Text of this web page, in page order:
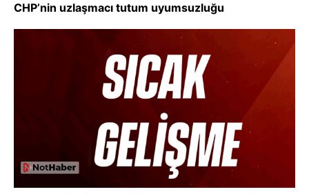
CHP’nin uzlaşmacı tutum uyumsuzluğu